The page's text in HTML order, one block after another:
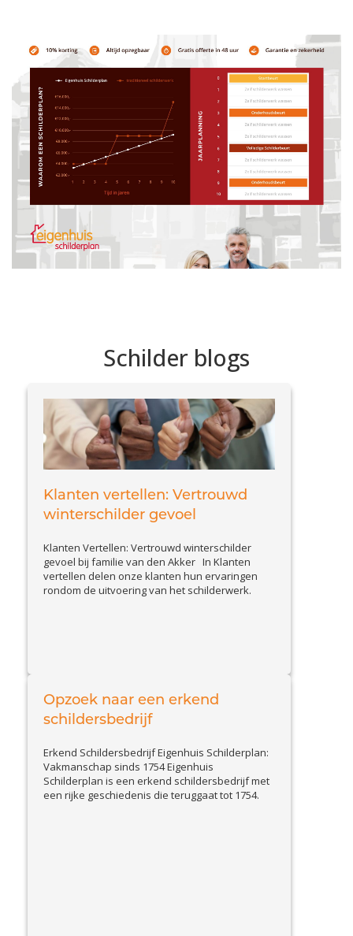
Schilder blogs
Klanten vertellen: Vertrouwd
winterschilder gevoel
Klanten Vertellen: Vertrouwd winterschilder
gevoel bij familie van den Akker In Klanten
vertellen delen onze klanten hun ervaringen
rondom de uitvoering van het schilderwerk.
Opzoek naar een erkend
schildersbedrijf
Erkend Schildersbedrijf Eigenhuis Schilderplan:
Vakmanschap sinds 1754 Eigenhuis
Schilderplan is een erkend schildersbedrijf met
een rijke geschiedenis die teruggaat tot 1754.